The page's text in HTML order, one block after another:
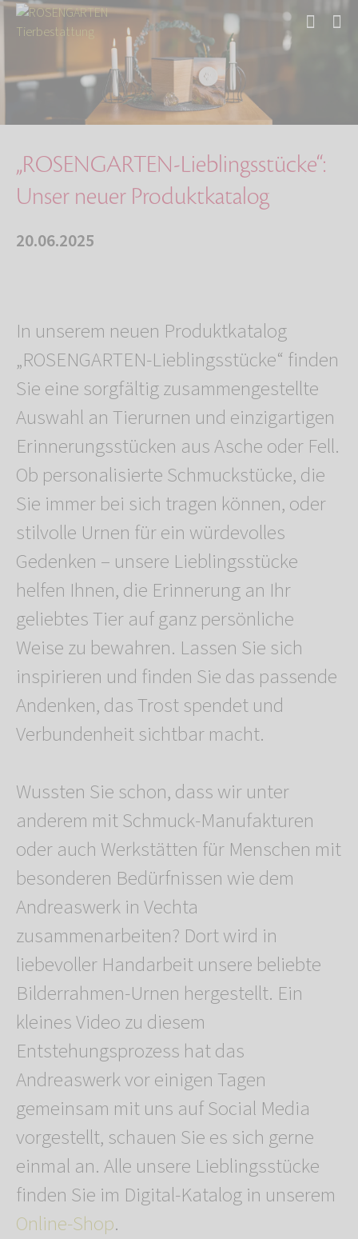
Aktuelles
„ROSENGARTEN-Lieblingsstücke“: Unser neuer Pr…
„ROSENGARTEN-Lieblingsstücke“:
Unser neuer Produktkatalog
20.06.2025
In unserem neuen Produktkatalog
„ROSENGARTEN-Lieblingsstücke“ finden
Sie eine sorgfältig zusammengestellte
Auswahl an Tierurnen und einzigartigen
Erinnerungsstücken aus Asche oder Fell.
Ob personalisierte Schmuckstücke, die
Sie immer bei sich tragen können, oder
stilvolle Urnen für ein würdevolles
Gedenken – unsere Lieblingsstücke
helfen Ihnen, die Erinnerung an Ihr
geliebtes Tier auf ganz persönliche
Weise zu bewahren. Lassen Sie sich
inspirieren und finden Sie das passende
Andenken, das Trost spendet und
Verbundenheit sichtbar macht.
Wussten Sie schon, dass wir unter
anderem mit Schmuck-Manufakturen
oder auch Werkstätten für Menschen mit
besonderen Bedürfnissen wie dem
Andreaswerk in Vechta
zusammenarbeiten? Dort wird in
liebevoller Handarbeit unsere beliebte
Bilderrahmen-Urnen hergestellt. Ein
kleines Video zu diesem
Entstehungsprozess hat das
Andreaswerk vor einigen Tagen
gemeinsam mit uns auf Social Media
vorgestellt, schauen Sie es sich gerne
einmal an. Alle unsere Lieblingsstücke
finden Sie im Digital-Katalog in unserem
Online-Shop.